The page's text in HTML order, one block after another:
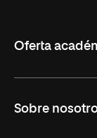
Oferta
Másteres
Sobre